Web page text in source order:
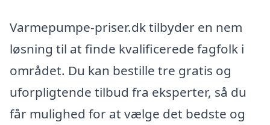
Varmepumpe-priser.dk tilbyder en nem
løsning til at finde kvalificerede fagfolk i
området. Du kan bestille tre gratis og
uforpligtende tilbud fra eksperter, så du
får mulighed for at vælge det bedste og